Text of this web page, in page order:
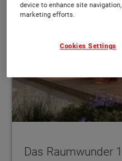
Das Raumwunder
device to enhance site
marketing efforts.
Cookies Settings